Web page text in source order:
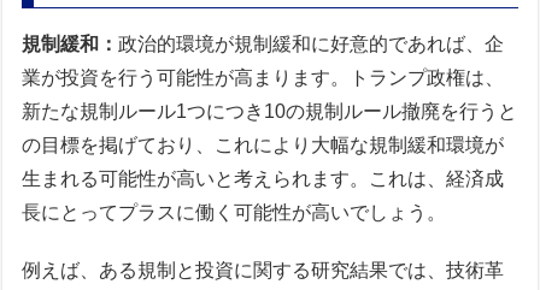
規制緩和：政治的環境が規制緩和に好意的であれば、企
業が投資を行う可能性が高まります。トランプ政権は、
新たな規制ルール1つにつき10の規制ルール撤廃を行うと
の目標を掲げており、これにより大幅な規制緩和環境が
生まれる可能性が高いと考えられます。これは、経済成
長にとってプラスに働く可能性が高いでしょう。
例えば、ある規制と投資に関する研究結果では、技術革